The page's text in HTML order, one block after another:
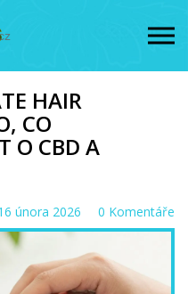
HAIR
CO
O CBD A
února 2026 0 Komentáře